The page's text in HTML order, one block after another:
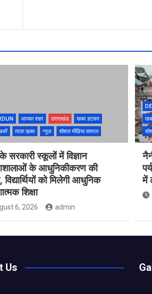
आपका शहर उत्तराखंड
खबर हटकर
ताज़ा ख़बर न्यूज़ सोशल मीडिया वायरल
सरकारी स्कूलों में विज्ञान
के आधुनिकीकरण की
विद्यार्थियों को मिलेगी आधुनिक
शिक्षा
6, 2026 admin
में
Us